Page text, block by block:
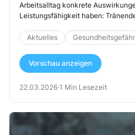
Arbeitsalltag konkrete
Leistungsfähigkeit haben:
Nebensächlichkeiten –
Gefährdungspotenzial.
erheblichen Teil der Bevölkerung.
Aktuelles
Vorschau anzeigen
22.03.2026·1 Min Lesezeit